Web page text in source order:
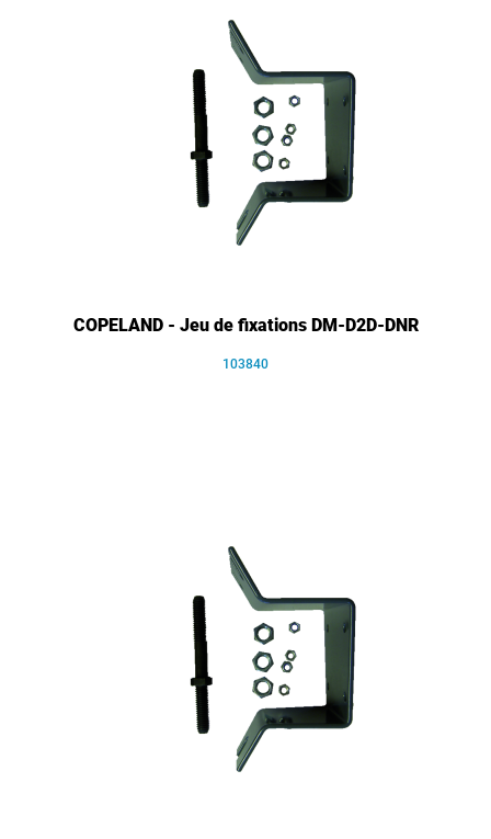
COPELAND - Jeu de fixations DM-D2D-DNR
103840